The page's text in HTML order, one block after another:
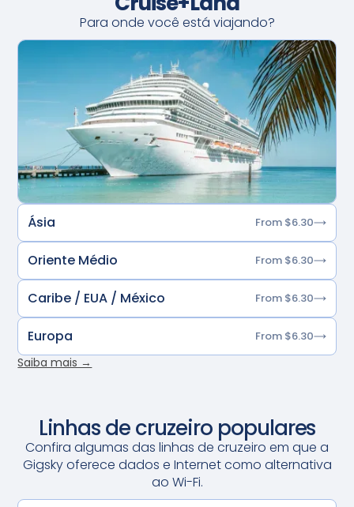
Para onde você está viajando?
Ásia From $6.30
Oriente Médio From $6.30
Caribe / EUA / México From $6.30
Europa From $6.30
Saiba mais →
Linhas de cruzeiro populares
Confira algumas das linhas de cruzeiro em que a
Gigsky oferece dados e Internet como alternativa
ao Wi-Fi.